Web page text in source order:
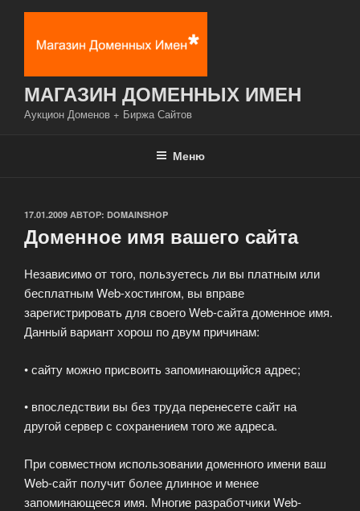
Перейти
содержимому
МАГАЗИН ДОМЕННЫХ ИМЕН
Аукцион Доменов + Биржа Сайтов
Меню
ОПУБЛИКОВАНО
17.01.2009 АВТОР: DOMAINSHOP
Доменное имя вашего сайта
Независимо от того, пользуетесь ли вы платным или
бесплатным Web-хостингом, вы вправе
зарегистрировать для своего Web-сайта доменное имя.
Данный вариант хорош по двум причинам:
• сайту можно присвоить запоминающийся адрес;
• впоследствии вы без труда перенесете сайт на
другой сервер с со­хранением того же адреса.
При совместном использовании доменного имени ваш
Web-сайт по­лучит более длинное и менее
запоминающееся имя. Многие разработ­чики Web-